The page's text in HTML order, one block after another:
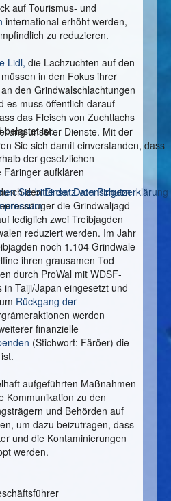
auf Tourismus- und
international erhöht werden,
zu reduzieren.
Lidl, die Lachzuchten auf den
in den Fokus ihrer
den Grindwalschlachtungen
es muss öffentlich darauf
das Fleisch von Zuchtlachs
belastet ist.
der gesetzlichen
aufklären
denEinsatz von Pingern
die Grindwaljagd
lediglich zwei Treibjagden
reduziert werden. Im Jahr
noch 1.104 Grindwale
ihren grausamen Tod
durch ProWal mit WDSF-
Taiji/Japan eingesetzt und
Rückgang der
werden
finanzielle
(Stichwort: Färöer) die
aufgeführten Maßnahmen
Kommunikation zu den
und Behörden auf
um dazu beizutragen, dass
und die Kontaminierungen
werden.
unserer Dienste. Mit der
Sie sich damit einverstanden, dass
Sie bitte der Datenschutzerklärung